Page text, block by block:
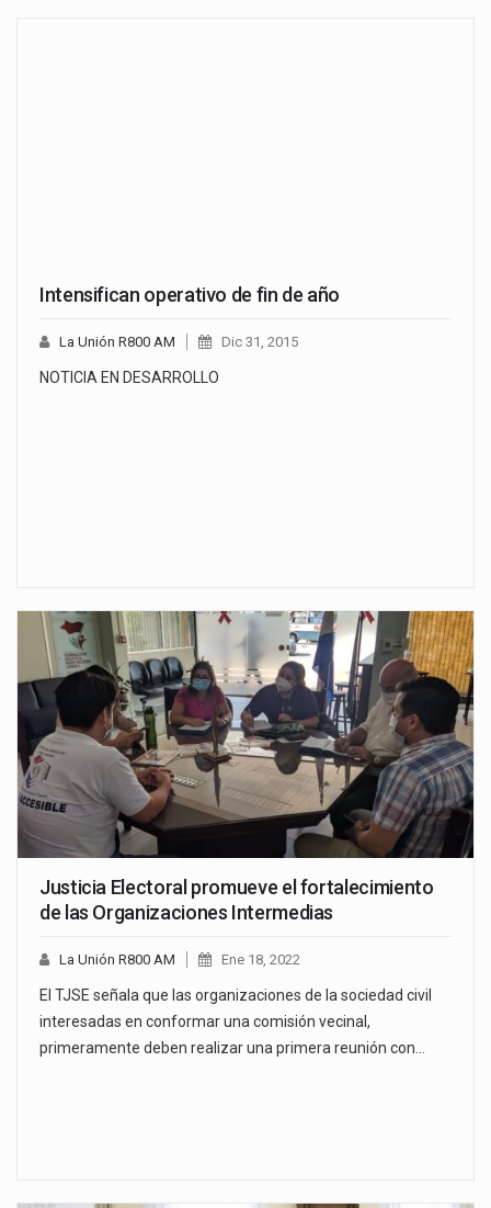
Intensifican operativo de fin de año
La Unión R800 AM Dic 31, 2015
NOTICIA EN DESARROLLO
Justicia Electoral promueve el fortalecimiento
de las Organizaciones Intermedias
La Unión R800 AM Ene 18, 2022
El TJSE señala que las organizaciones de la sociedad civil
interesadas en conformar una comisión vecinal,
primeramente deben realizar una primera reunión con…